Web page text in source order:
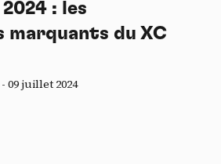
: les
marquants du XC
- 09 juillet 2024